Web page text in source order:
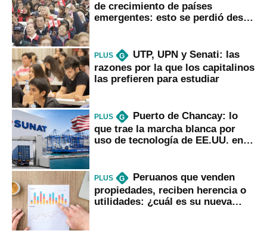
de crecimiento de países
emergentes: esto se perdió desde
PLUS G
UTP, UPN y Senati: las
razones por la que los capitalinos
las prefieren para estudiar
PLUS G
Puerto de Chancay: lo
que trae la marcha blanca por
uso de tecnología de EE.UU. en
PLUS G
Peruanos que venden
propiedades, reciben herencia o
utilidades: ¿cuál es su nueva